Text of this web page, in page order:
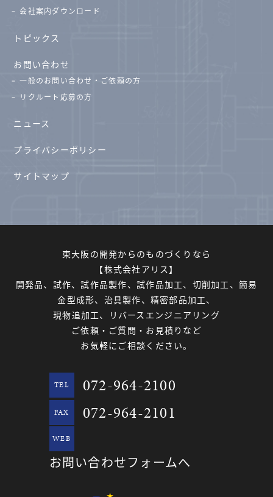
会社案内ダウンロード
トピックス
お問い合わせ
一般のお問い合わせ・ご依頼の方
リクルート応募の方
ニュース
プライバシーポリシー
サイトマップ
東大阪の開発からのものづくりなら
【株式会社アリス】
開発品、試作、試作品製作、試作品加工、切削加工、簡易
金型成形、治具製作、精密部品加工、
現物追加工、リバースエンジニアリング
ご依頼・ご質問・お見積りなど
お気軽にご相談ください。
TEL 072-964-2100
FAX 072-964-2101
WEB
お問い合わせフォームへ